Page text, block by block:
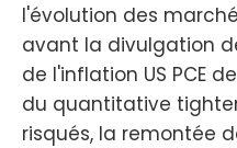
l'évolution des
avant la divulgation
de l'inflation US PCE
du quantitative
risqués, la remontée